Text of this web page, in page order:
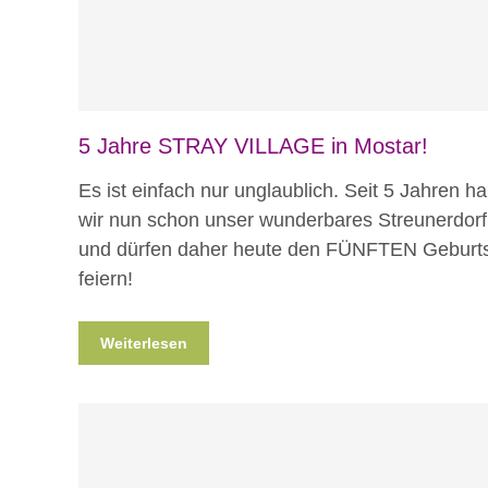
5 Jahre STRAY VILLAGE in Mostar!
Es ist einfach nur unglaublich. Seit 5 Jahren
wir nun schon unser wunderbares Streunerdorf
und dürfen daher heute den FÜNFTEN
feiern!
Weiterlesen